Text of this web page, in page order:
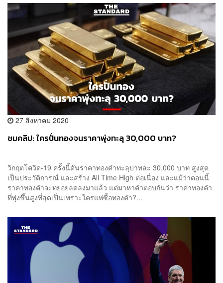
27 สิงหาคม 2020
ชมคลิป: ใครปั่นทองจนราคาพุ่งทะลุ 30,000 บาท?
วิกฤตโควิด-19 ครั้งนี้ดันราคาทองคำทะลุบาทละ 30,000 บาท สูงสุด
เป็นประวัติการณ์ และสร้าง All Time High ต่อเนื่อง และแม้ว่าตอนนี้
ราคาทองคำจะทยอยลดลงมาแล้ว แต่มาหาคำตอบกันว่า ราคาทองคำ
ที่พุ่งขึ้นสูงที่สุดเป็นเพราะใครแห่ซื้อทองคำ?...